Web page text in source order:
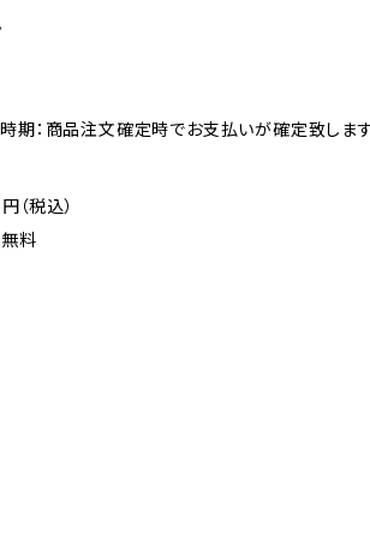
期：商品注文確定時でお支払いが確定致します
（税込）
無料